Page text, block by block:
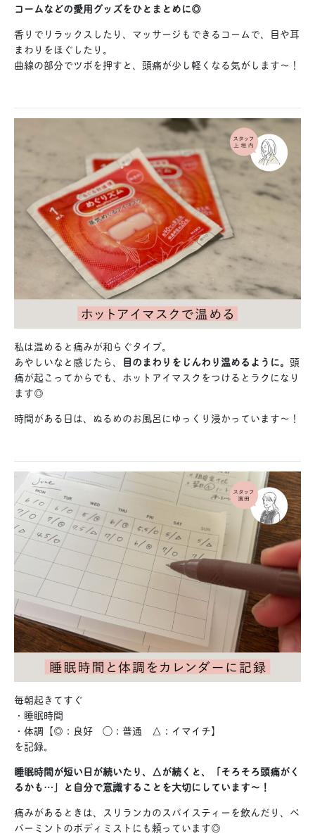
コームなどの愛用グッズをひとまとめに◎
香りでリラックスしたり、マッサージもできるコームで、目や耳
まわりをほぐしたり。
曲線の部分でツボを押すと、頭痛が少し軽くなる気がします〜！
私は温めると痛みが和らぐタイプ。
あやしいなと感じたら、 目のまわりをじんわり温めるように。 頭
痛が起こってからでも、ホットアイマスクをつけるとラクになり
ます◎
時間がある日は、ぬるめのお風呂にゆっくり浸かっています〜！
毎朝起きてすぐ
・睡眠時間
・体調【◎：良好 ◯：普通 △：イマイチ】
を記録。
睡眠時間が短い日が続いたり、△が続くと、「そろそろ頭痛がく
るかも…」と自分で意識することを大切にしています〜！
痛みがあるときは、スリランカのスパイスティーを飲んだり、ペ
パーミントのボディミストにも頼っています◎